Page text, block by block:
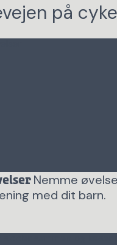
på
Nemme
med dit barn.